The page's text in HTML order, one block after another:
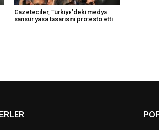
Gazeteciler, Türkiye’deki medya
sansür yasa tasarısını protesto etti